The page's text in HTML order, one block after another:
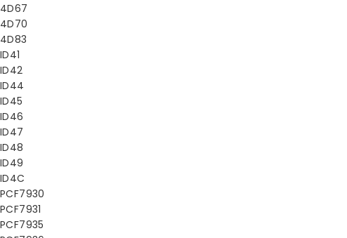
4D67
4D70
4D83
ID41
ID42
ID44
ID45
ID46
ID47
ID48
ID49
ID4C
PCF7930
PCF7931
PCF7935